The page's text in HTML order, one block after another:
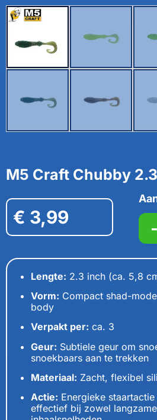
M5 Craft Chubby
€ 3,99
-
Lengte: 2.3 inch (ca. 5,8
Vorm: Compact shad-
body
Verpakt per: ca. 3
Geur: Subtiele geur om
snoekbaars aan te trekken
Materiaal: Zacht, flexibel
Actie: Energieke
effectief bij zowel